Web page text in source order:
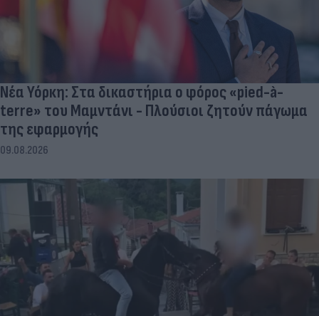
Νέα Υόρκη: Στα δικαστήρια ο φόρος «pied-à-
terre» του Μαμντάνι - Πλούσιοι ζητούν πάγωμα
της εφαρμογής
09.08.2026